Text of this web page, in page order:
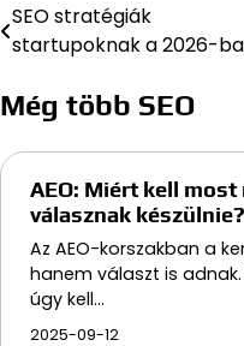
Bejegyzés
navigáció
SEO stratégiák
startupoknak a 2026-
Még több SEO
AEO: Miért kell
válasznak készülnie?
Az AEO-korszakban a
hanem választ is
úgy kell…
2025-09-12